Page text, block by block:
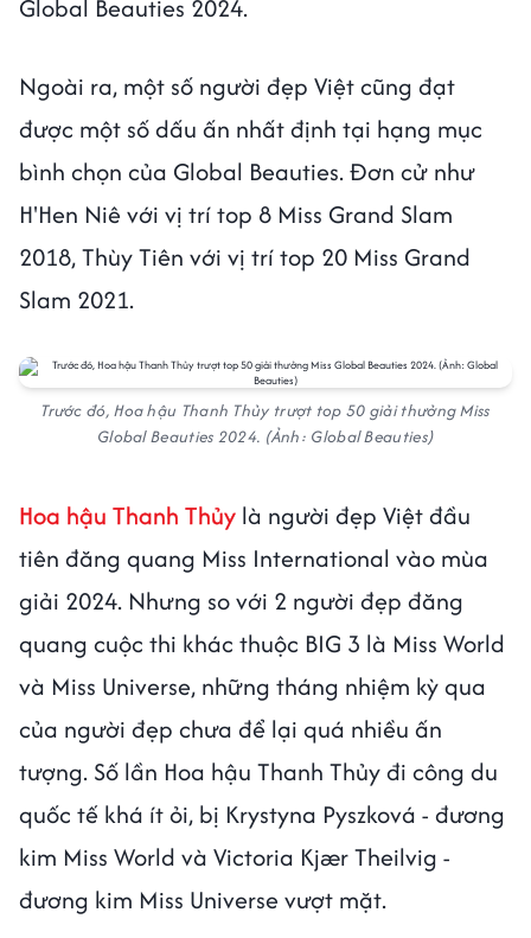
Global Beauties 2024.
Ngoài ra, một số người đẹp Việt cũng đạt
được một số dấu ấn nhất định tại hạng mục
bình chọn của Global Beauties. Đơn cử như
H'Hen Niê với vị trí top 8 Miss Grand Slam
2018, Thùy Tiên với vị trí top 20 Miss Grand
Slam 2021.
Trước đó, Hoa hậu Thanh Thủy trượt top 50 giải thưởng Miss
Global Beauties 2024. (Ảnh: Global Beauties)
Hoa hậu Thanh Thủy là người đẹp Việt đầu
tiên đăng quang Miss International vào mùa
giải 2024. Nhưng so với 2 người đẹp đăng
quang cuộc thi khác thuộc BIG 3 là Miss World
và Miss Universe, những tháng nhiệm kỳ qua
của người đẹp chưa để lại quá nhiều ấn
tượng. Số lần Hoa hậu Thanh Thủy đi công du
quốc tế khá ít ỏi, bị Krystyna Pyszková - đương
kim Miss World và Victoria Kjær Theilvig -
đương kim Miss Universe vượt mặt.